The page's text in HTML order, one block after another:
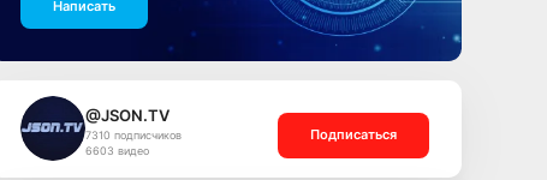
Написать
@JSON.TV
7310 подписчиков
6603 видео
Подписаться